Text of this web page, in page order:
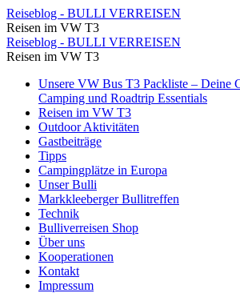
⋆
Reiseblog
-
BULLI
VERREISEN
Reiseblog - BULLI VERREISEN
Reisen im VW T3
⋆
Reiseblog
BULLI
VERREISEN
Reiseblog - BULLI VERREISEN
Reisen im VW T3
Skip
content
Unsere VW Bus T3 Packliste – Deine
Camping und Roadtrip Essentials
Reisen im VW T3
Outdoor Aktivitäten
Gastbeiträge
Tipps
Campingplätze in Europa
Unser Bulli
Markkleeberger Bullitreffen
Technik
Bulliverreisen Shop
Über uns
Kooperationen
Kontakt
Impressum